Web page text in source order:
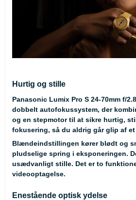
Hurtig og stille
Panasonic Lumix Pro S 24-70mm f/
dobbelt autofokussystem, der
og en stepmotor til at sikre hurtig,
fokusering, så du aldrig går glip af et
Blændeindstillingen kører blødt og
pludselige spring i eksponeringen.
usædvanligt stille. Det er to
videooptagelse.
Enestående optisk ydelse